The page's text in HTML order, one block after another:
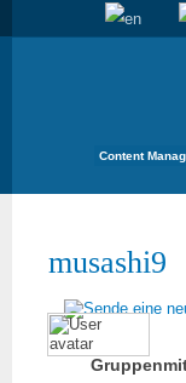
Content
musashi9